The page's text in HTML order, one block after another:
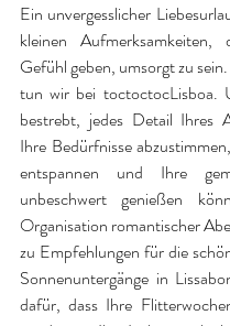
Ein unvergesslicher
kleinen
Gefühl geben, umsorgt zu
tun wir bei toctoctocLisboa.
bestrebt, jedes Detail Ihres
Ihre Bedürfnisse
entspannen und Ihre
unbeschwert genießen
Organisation romantischer
zu Empfehlungen für die
Sonnenuntergänge in
dafür, dass Ihre